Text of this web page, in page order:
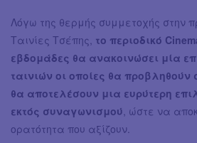
Λόγω της θερμής συμμετοχής στην
Ταινίες Τσέπης, το περιοδικό
εβδομάδες θα ανακοινώσει μία
ταινιών οι οποίες θα προβληθούν
θα αποτελέσουν μια ευρύτερη
εκτός συναγωνισμού , ώστε να
ορατότητα που αξίζουν.